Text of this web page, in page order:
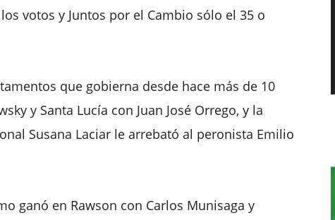
votos y Juntos por el Cambio sólo el 35 o
que gobierna desde hace más de 10
y Santa Lucía con Juan José Orrego, y la
Susana Laciar le arrebató al peronista Emilio
ganó en Rawson con Carlos Munisaga y